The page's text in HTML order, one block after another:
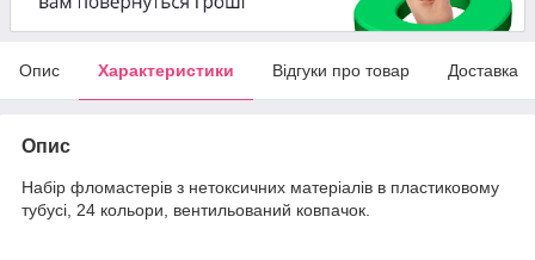
Опис Характеристики Відгуки про товар Доставка
Опис
Набір фломастерів з нетоксичних матеріалів в пластиковому
тубусі, 24 кольори, вентильований ковпачок.